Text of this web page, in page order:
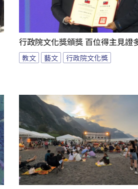
行政院文化獎頒獎 百位得主見證
教文 藝文 行政院文化獎